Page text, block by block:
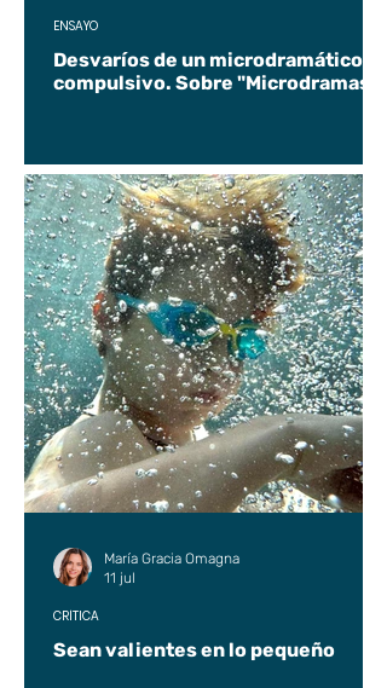
Desvaríos de un microdramático
compulsivo. Sobre "Microdramas".
ENSAYO
Sean valientes en lo pequeño
CRÍTICA
María Gracia Omagna
11 jul